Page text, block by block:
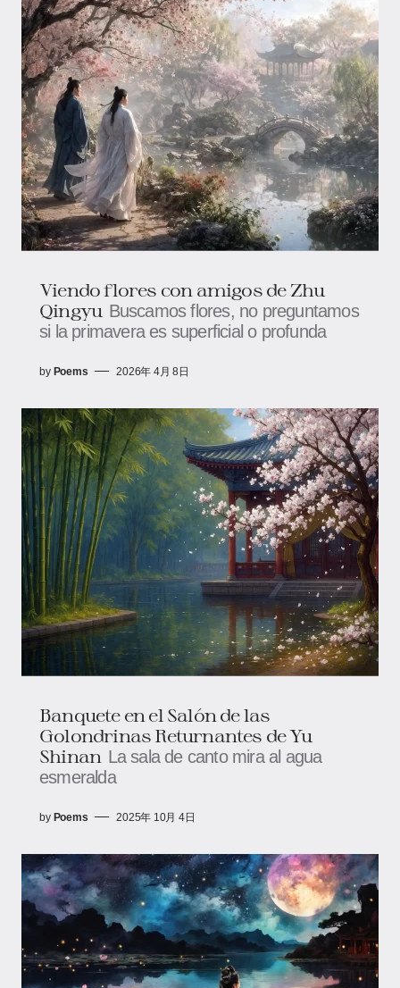
Viendo flores con amigos de Zhu
Qingyu Buscamos flores, no preguntamos
si la primavera es superficial o profunda
by Poems 2026年 4月 8日
Banquete en el Salón de las
Golondrinas Returnantes de Yu
Shinan La sala de canto mira al agua
esmeralda
by Poems 2025年 10月 4日